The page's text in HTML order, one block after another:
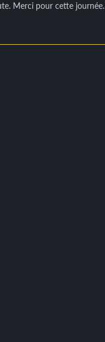
Merci pour cette journée.